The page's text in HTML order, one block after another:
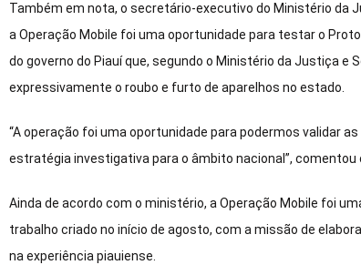
Também em nota, o secretário-executivo do Ministério da
a Operação Mobile foi uma oportunidade para testar o
do governo do Piauí que, segundo o Ministério da Justiça
expressivamente o roubo e furto de aparelhos no estado.
“A operação foi uma oportunidade para podermos validar
estratégia investigativa para o âmbito nacional”, comentou
Ainda de acordo com o ministério, a Operação Mobile foi
trabalho criado no início de agosto, com a missão de
na experiência piauiense.